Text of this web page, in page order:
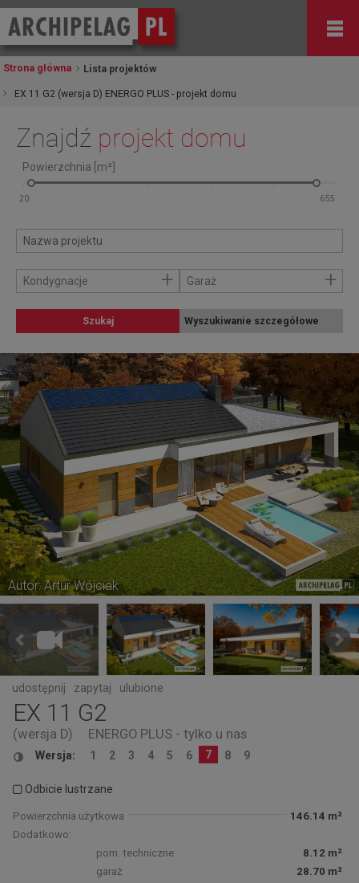
Strona główna Lista projektów
EX 11 G2 (wersja D) ENERGO PLUS - projekt domu
Znajdź projekt domu
Powierzchnia [m²]
Kondygnacje + Garaż +
Szukaj Wyszukiwanie szczegółowe
Autor: Artur Wójciak
udostępnij zapytaj ulubione
EX 11 G2
(wersja D) ENERGO PLUS - tylko u nas
Wersja: 1 2 3 4 5 6 7 8 9
Odbicie lustrzane
Powierzchnia użytkowa
146.14 m²
Dodatkowo:
pom. techniczne
8.12 m²
garaż
28.70 m²